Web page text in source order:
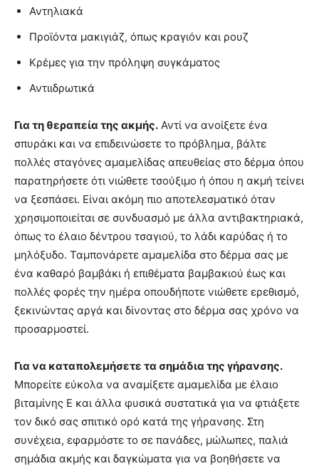
Αντηλιακά
Προϊόντα μακιγιάζ, όπως κραγιόν και ρουζ
Κρέμες για την πρόληψη συγκάματος
Αντιιδρωτικά
Για τη θεραπεία της ακμής. Αντί να ανοίξετε ένα
σπυράκι και να επιδεινώσετε το πρόβλημα, βάλτε
πολλές σταγόνες αμαμελίδας απευθείας στο δέρμα όπου
παρατηρήσετε ότι νιώθετε τσούξιμο ή όπου η ακμή τείνει
να ξεσπάσει. Είναι ακόμη πιο αποτελεσματικό όταν
χρησιμοποιείται σε συνδυασμό με άλλα αντιβακτηριακά,
όπως το έλαιο δέντρου τσαγιού, το λάδι καρύδας ή το
μηλόξυδο. Ταμπονάρετε αμαμελίδα στο δέρμα σας με
ένα καθαρό βαμβάκι ή επιθέματα βαμβακιού έως και
πολλές φορές την ημέρα οπουδήποτε νιώθετε ερεθισμό,
ξεκινώντας αργά και δίνοντας στο δέρμα σας χρόνο να
προσαρμοστεί.
Για να καταπολεμήσετε τα σημάδια της γήρανσης.
Μπορείτε εύκολα να αναμίξετε αμαμελίδα με έλαιο
βιταμίνης Ε και άλλα φυσικά συστατικά για να φτιάξετε
τον δικό σας σπιτικό ορό κατά της γήρανσης. Στη
συνέχεια, εφαρμόστε το σε πανάδες, μώλωπες, παλιά
σημάδια ακμής και δαγκώματα για να βοηθήσετε να